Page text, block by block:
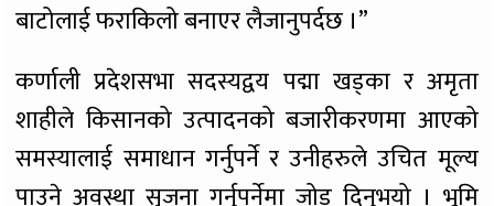
बाटोलाई फराकिलो बनाएर लैजानुपर्दछ ।”
कर्णाली प्रदेशसभा सदस्यद्वय पद्मा खड्का र अमृता
शाहीले किसानको उत्पादनको बजारीकरणमा आएको
समस्यालाई समाधान गर्नुपर्ने र उनीहरुले उचित मूल्य